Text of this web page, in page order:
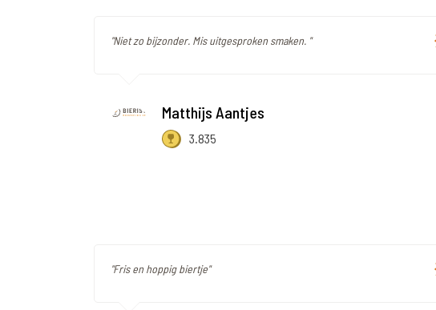
"Niet zo bijzonder. Mis uitgesproken smaken. "
Matthijs Aantjes
3.835
"Fris en hoppig biertje"